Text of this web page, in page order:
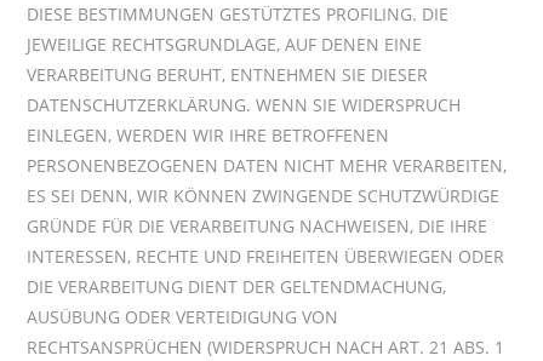
DIESE BESTIMMUNGEN GESTÜTZTES PROFILING. DIE
JEWEILIGE RECHTSGRUNDLAGE, AUF DENEN EINE
VERARBEITUNG BERUHT, ENTNEHMEN SIE DIESER
DATENSCHUTZERKLÄRUNG. WENN SIE WIDERSPRUCH
EINLEGEN, WERDEN WIR IHRE BETROFFENEN
PERSONENBEZOGENEN DATEN NICHT MEHR VERARBEITEN,
ES SEI DENN, WIR KÖNNEN ZWINGENDE SCHUTZWÜRDIGE
GRÜNDE FÜR DIE VERARBEITUNG NACHWEISEN, DIE IHRE
INTERESSEN, RECHTE UND FREIHEITEN ÜBERWIEGEN ODER
DIE VERARBEITUNG DIENT DER GELTENDMACHUNG,
AUSÜBUNG ODER VERTEIDIGUNG VON
RECHTSANSPRÜCHEN (WIDERSPRUCH NACH ART. 21 ABS. 1